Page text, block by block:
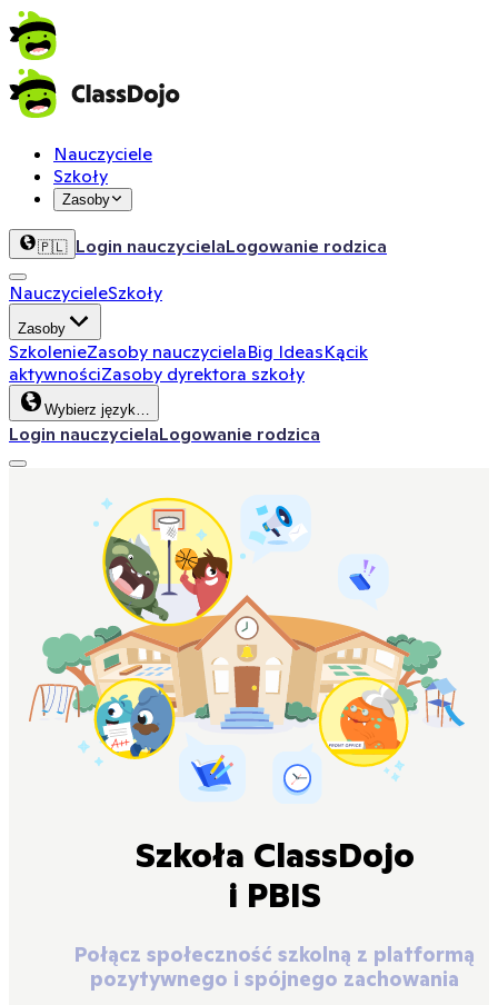
Nauczyciele
Szkoły
Zasoby
🇵🇱 Login nauczycielaLogowanie rodzica
NauczycieleSzkoły
Zasoby
SzkolenieZasoby nauczycielaBig IdeasKącik
aktywnościZasoby dyrektora szkoły
Wybierz język…
Login nauczycielaLogowanie rodzica
Szkoła ClassDojo
i PBIS
Połącz społeczność szkolną z platformą
pozytywnego i spójnego zachowania